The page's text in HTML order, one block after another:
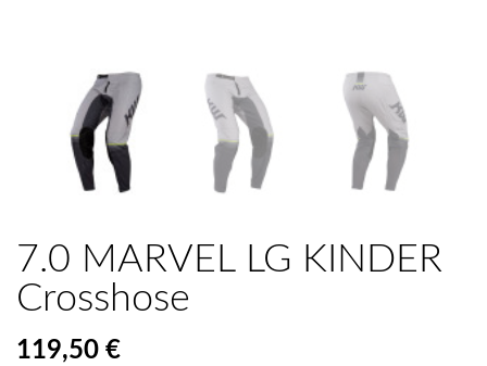
7.0 MARVEL LG KINDER
Crosshose
119,50 €